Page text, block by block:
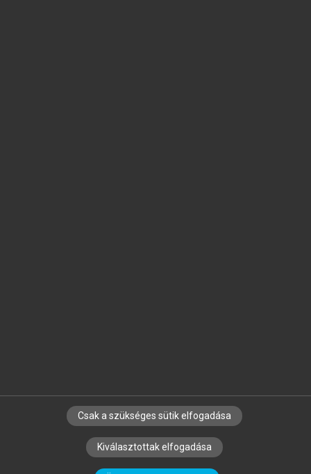
SZERZŐKNEK CÉGEKNEK KÖNYVTÁROSOKNAK
SZERKESZTÉSI ÉS LEKTORÁLÁSI ALAPELVEK
Csak a szükséges sütik elfogadása
Kiválasztottak elfogadása